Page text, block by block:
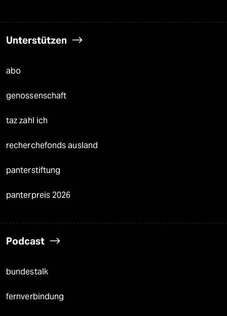
Unterstützen
abo
genossenschaft
taz zahl ich
recherchefonds ausland
panterstiftung
panterpreis 2026
Podcast
bundestalk
fernverbindung